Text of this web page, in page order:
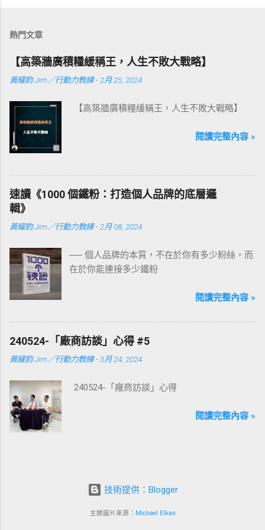
熱門文章
【高築牆廣積糧緩稱王，人生不敗大戰略】
黃耀鈞 Jim／行動力教練 - 2月 25, 2024
【高築牆廣積糧緩稱王，人生不敗大戰略】
閱讀完整內容 »
速讀《1000 個鐵粉：打造個人品牌的底層邏
輯》
黃耀鈞 Jim／行動力教練 - 2月 08, 2024
── 個人品牌的本質，不在於你有多少粉絲，而
在於你能連接多少鐵粉
閱讀完整內容 »
240524-「廠商訪談」心得 #5
黃耀鈞 Jim／行動力教練 - 5月 24, 2024
240524-「廠商訪談」心得
閱讀完整內容 »
技術提供：Blogger
主題圖片來源： Michael Elkan